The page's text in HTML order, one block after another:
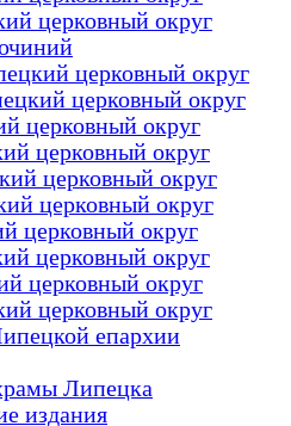
церковный округ
церковный округ
церковный округ
церковный округ
церковный округ
церковный округ
церковный округ
церковный округ
церковный округ
церковный округ
церковный округ
епархии
Липецка
издания